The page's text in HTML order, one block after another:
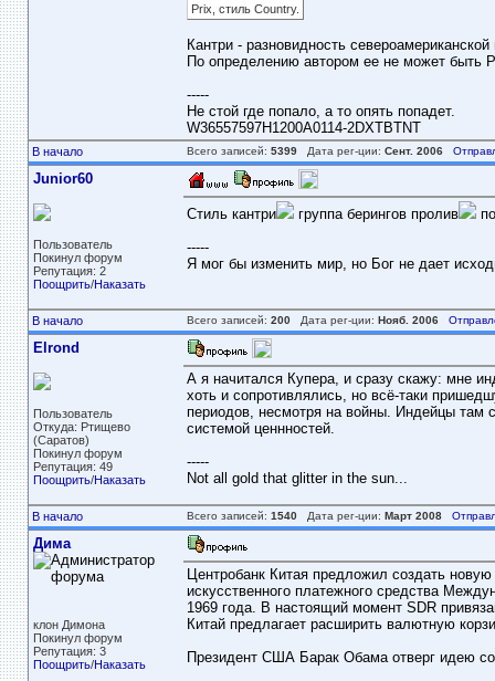
Prix, стиль Country.
Кантри - разновидность
По определению автором ее не может быть
-----
Не стой где попало, а то опять попадет.
W36557597H1200A0114-2DXTBTNT
В начало Всего записей: 5399Дата рег-ции: Сент. 2006
Junior60
Пользователь
Покинул форум
Репутация: 2
Поощрить/Наказать
Стиль кантри группа берингов пролив
-----
Я мог бы изменить мир, но Бог не дает
В начало Всего записей: 200Дата рег-ции: Нояб. 2006
Elrond
Пользователь
Откуда: Ртищево
(Саратов)
Покинул форум
Репутация: 49
Поощрить/Наказать
А я начитался Купера, и сразу скажу: мне
хоть и сопротивлялись, но всё-таки
периодов, несмотря на войны. Индейцы там
системой ценнностей.
-----
Not all gold that glitter in the sun...
В начало Всего записей: 1540Дата рег-ции: Март 2008
Дима
клон Димона
Покинул форум
Репутация: 3
Поощрить/Наказать
Центробанк Китая предложил создать
искусственного платежного средства
1969 года. В настоящий момент SDR
Китай предлагает расширить валютную
Президент США Барак Обама отверг идею